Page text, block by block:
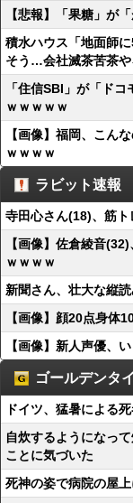
【悲報】「果糖」が
積水ハウス「地面師
そう…会社滅茶苦茶や
「住信SBI」が「ド
ｗｗｗｗｗ
【画像】福岡、こん
ｗｗｗｗ
ラビット速報
寺田心さん(18)、筋
【画像】佐倉綾音
ｗｗｗｗ
新聞さん、壮大な縦
【画像】顔20点身体
【画像】新人声優、
ゴールデンタ
ドイツ、猛暑による
自炊するようになっ
ことに気づいた
死神の姿で病院の屋